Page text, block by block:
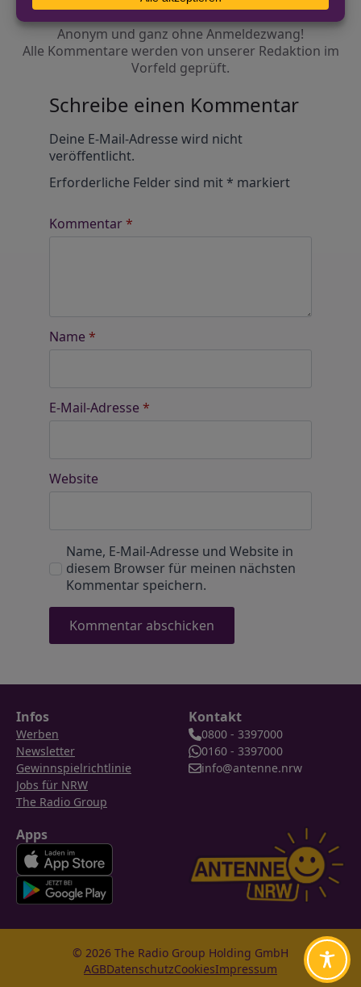
Anonym und ganz ohne Anmeldezwang!
Alle Kommentare werden von unserer Redaktion im
Vorfeld geprüft.
Schreibe einen Kommentar
Deine E-Mail-Adresse wird nicht
veröffentlicht.
Erforderliche Felder sind mit * markiert
Kommentar*
Name *
E-Mail-Adresse *
Website
Name, E-Mail-Adresse und Website in
diesem Browser für meinen nächsten
Kommentar speichern.
Infos
Werben
Newsletter
Gewinnspielrichtlinie
Jobs für NRW
The Radio Group
Kontakt
0800 - 3397000
0160 - 3397000
info@antenne.nrw
Apps
© 2026 The Radio Group Holding GmbH
AGBDatenschutzCookiesImpressum